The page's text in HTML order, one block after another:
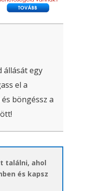
állását egy
el a
böngéssz a
találni, ahol
és kapsz